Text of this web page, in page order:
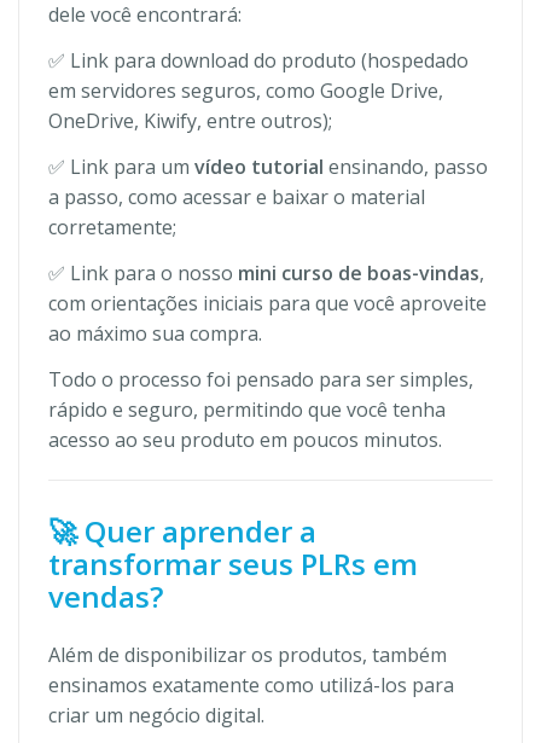
dele você encontrará:
✅ Link para download do produto (hospedado
em servidores seguros, como Google Drive,
OneDrive, Kiwify, entre outros);
✅ Link para um vídeo tutorial ensinando, passo
a passo, como acessar e baixar o material
corretamente;
✅ Link para o nosso mini curso de boas-vindas,
com orientações iniciais para que você aproveite
ao máximo sua compra.
Todo o processo foi pensado para ser simples,
rápido e seguro, permitindo que você tenha
acesso ao seu produto em poucos minutos.
🚀 Quer aprender a
transformar seus PLRs em
vendas?
Além de disponibilizar os produtos, também
ensinamos exatamente como utilizá-los para
criar um negócio digital.